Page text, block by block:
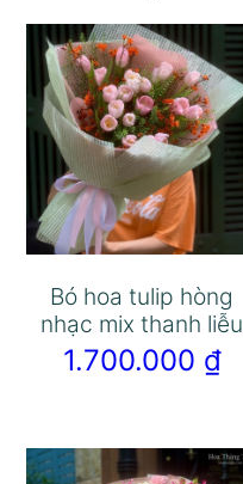
Bó hoa tulip hòng
nhạc mix thanh liễu
1.700.000 ₫